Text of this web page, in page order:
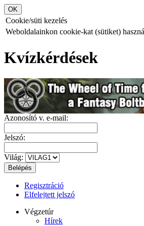
Cookie/süti kezelés
Weboldalainkon cookie-kat (sütiket)
Kvízkérdések
Azonosító v. e-mail:
Jelszó:
Világ:
Regisztráció
Elfelejtett jelszó
Végzetúr
Hírek